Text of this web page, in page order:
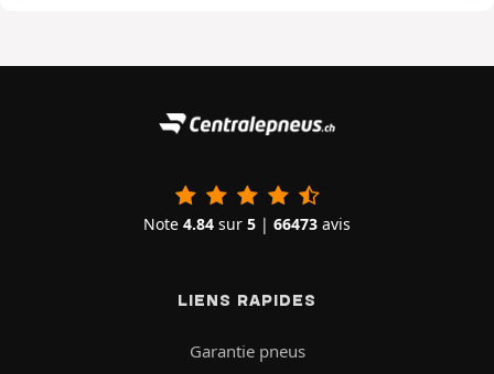
Note 4.84 sur 5 | 66473 avis
LIENS RAPIDES
Garantie pneus